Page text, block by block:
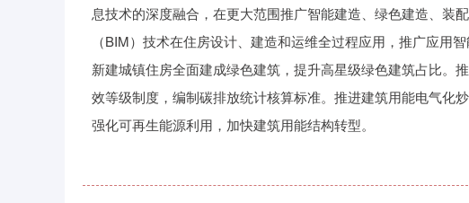
息技术的深度融合，在更大范围推广智能建造、绿色建造、装
（BIM）技术在住房设计、建造和运维全过程应用，推广应用
新建城镇住房全面建成绿色建筑，提升高星级绿色建筑占比。
效等级制度，编制碳排放统计核算标准。推进建筑用能电气化
强化可再生能源利用，加快建筑用能结构转型。